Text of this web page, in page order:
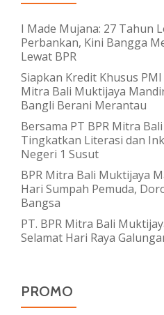
I Made Mujana: 27 Tahun
Perbankan, Kini Bangga
Lewat BPR
Siapkan Kredit Khusus
Mitra Bali Muktijaya
Bangli Berani Merantau
Bersama PT BPR Mitra
Tingkatkan Literasi dan
Negeri 1 Susut
BPR Mitra Bali Muktijaya
Hari Sumpah Pemuda,
Bangsa
PT. BPR Mitra Bali
Selamat Hari Raya
PROMO